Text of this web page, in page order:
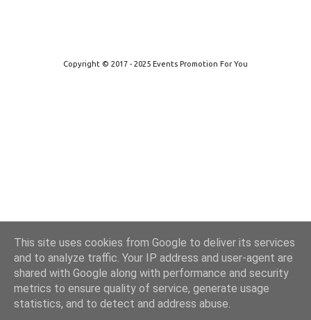
Copyright © 2017 - 2025 Events Promotion For You
This site uses cookies from Google to deliver its services
and to analyze traffic. Your IP address and user-agent are
shared with Google along with performance and security
metrics to ensure quality of service, generate usage
statistics, and to detect and address abuse.